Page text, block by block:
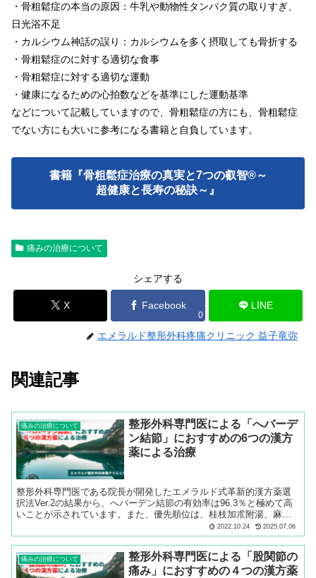
・骨粗鬆症の本当の原因：牛乳や動物性タンパク質の取りすぎ、
日光浴不足
・カルシウム神話の誤り：カルシウムを多く摂取しても骨折する
・骨粗鬆症のに対する適切な食事
・骨粗鬆症に対する適切な運動
・健康になるための心拍数などを基準にした運動基準
などについて記載していますので、骨粗鬆症の方にも、骨粗鬆症
でない方にも大いに参考になる書籍と自負しています。
書籍『骨粗鬆症治療の真実と7つの叡智®～
超健康と長寿の秘訣～』
痛みの治療について
シェアする
X Facebook
0
LINE
エメラルド整形外科疼痛クリニック 益子竜弥
関連記事
痛みの治療について
整形外科専門医による「へバーデ
ン結節」におすすめの6つの漢方
薬による治療
整形外科専門医である院長が開発したエメラルド式革新的漢方薬選
択法Ver.2の結果から、へバーデン結節の有効率は96.3％と極めて高
いことが示されています。また、優先順位は、桂枝加朮附湯、麻杏
薏甘湯、治打撲一方、二朮湯、大防風湯、薏苡仁湯の順です。モヤ
モヤ血管に対する動注（動脈注射）療法や、一部のサプリメントは
保険適応ではなく、自由診療です。
2022.10.24 2025.07.06
痛みの治療について
整形外科専門医による「股関節の
痛み」におすすめの４つの漢方薬